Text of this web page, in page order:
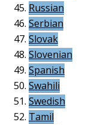
Russian
Serbian
Slovak
Slovenian
Spanish
Swahili
Swedish
Tamil